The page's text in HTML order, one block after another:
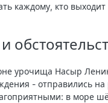
каждому, кто выходит
урочища Насыр
- отправились на
в море